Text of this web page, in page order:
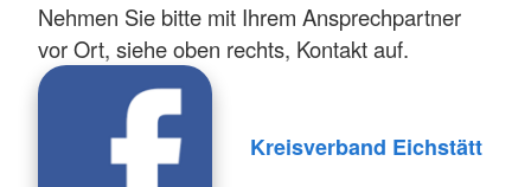
Nehmen Sie bitte mit Ihrem Ansprechpartner
vor Ort, siehe oben rechts, Kontakt auf.
Kreisverband Eichstätt